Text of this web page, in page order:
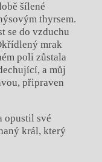
šílené
thyrsem.
se do vzduchu
mrak
poli zůstala
a můj
připraven
opustil své
král, který